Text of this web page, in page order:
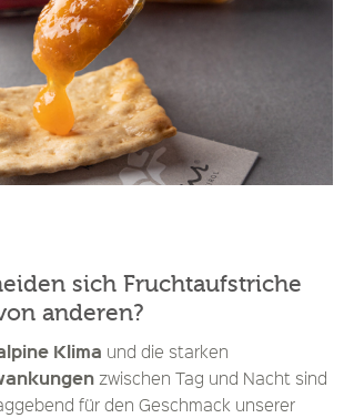
sich Fruchtaufstriche
anderen?
Klima und die starken
zwischen Tag und Nacht sind
für den Geschmack unserer